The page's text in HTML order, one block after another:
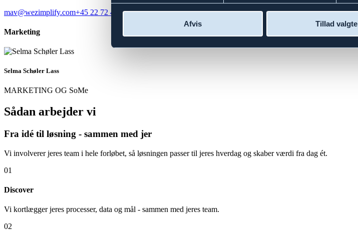
Afvis Tillad valgte
mav@wezimplify.com+45 22 72 41 09
Marketing
Selma Schøler Lass
MARKETING OG SoMe
Sådan arbejder vi
Fra idé til løsning - sammen med jer
Vi involverer jeres team i hele forløbet, så løsningen passer til jeres hverdag og skaber værdi fra dag ét.
01
Discover
Vi kortlægger jeres processer, data og mål - sammen med jeres team.
02